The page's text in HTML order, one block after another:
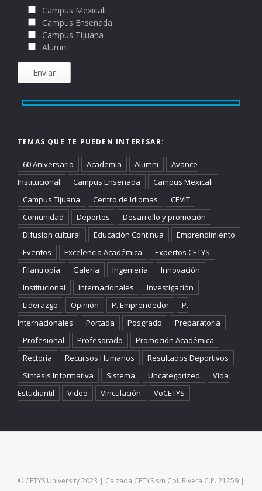
Campus Mexicali
Campus Ensenada
Campus Tijuana
Alumni
TEMAS QUE TE PUEDEN INTERESAR:
60 Aniversario Academia Alumni
Avance
Institucional
Campus Ensenada
Campus Mexicali
Campus Tijuana
Centro de Idiomas
CEVIT
Comunidad
Deportes
Desarrollo y promoción
Difusion cultural
Educación Continua
Emprendimiento
Eventos
Excelencia Académica
Expertos CETYS
Filantropía
Galería Ingeniería
Innovación
Institucional
Internacionales
Investigación
Liderazgo
Opinión P. Emprendedor
P.
Internacionales
Portada Posgrado
Preparatoria
Profesional
Profesorado
Promoción Académica
Rectoría
Recursos Humanos
Resultados Deportivos
Sintesis Informativa
Sistema Uncategorized
Vida
Estudiantil
Video Vinculación VoCETYS
© CETYS University 2023 | Calzada CETYS s/n Col. Rivera C.P. 21259 |